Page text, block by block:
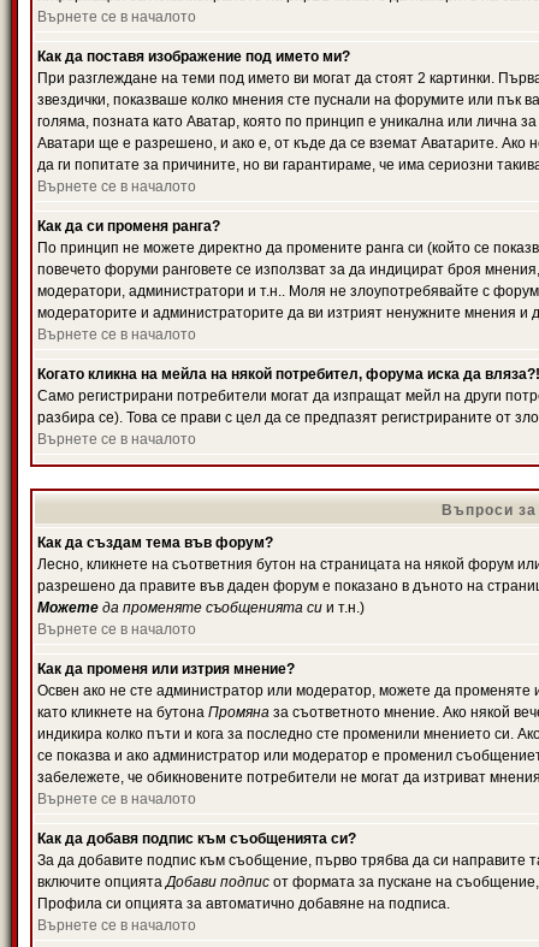
Върнете се в началото
Как да поставя изображение под името ми?
При разглеждане на теми под името ви могат да стоят 2 картинки.
звездички, показваше колко мнения сте пуснали на форумите или пък
голяма, позната като Аватар, която по принцип е уникална или лична
Аватари ще е разрешено, и ако е, от къде да се вземат Аватарите.
да ги попитате за причините, но ви гарантираме, че има сериозни
Върнете се в началото
Как да си променя ранга?
По принцип не можете директно да промените ранга си (който се
повечето форуми ранговете се използват за да индицират броя
модератори, администратори и т.н.. Моля не злоупотребявайте с
модераторите и администраторите да ви изтрият ненужните мнения и
Върнете се в началото
Когато кликна на мейла на някой потребител, форума иска да вляза?!
Само регистрирани потребители могат да изпращат мейл на други
разбира се). Това се прави с цел да се предпазят регистрираните от
Върнете се в началото
Въпроси
Как да създам тема във форум?
Лесно, кликнете на съответния бутон на страницата на някой форум
разрешено да правите във даден форум е показано в дъното на
Можете да променяте съобщенията си и т.н.)
Върнете се в началото
Как да променя или изтрия мнение?
Освен ако не сте администратор или модератор, можете да
като кликнете на бутона Промяна за съответното мнение. Ако някой
индикира колко пъти и кога за последно сте променили мнението си.
се показва и ако администратор или модератор е променил
забележете, че обикновените потребители не могат да изтриват
Върнете се в началото
Как да добавя подпис към съобщенията си?
За да добавите подпис към съобщение, първо трябва да си
включите опциятаДобави подпис от формата за пускане на
Профила си опцията за автоматично добавяне на подписа.
Върнете се в началото